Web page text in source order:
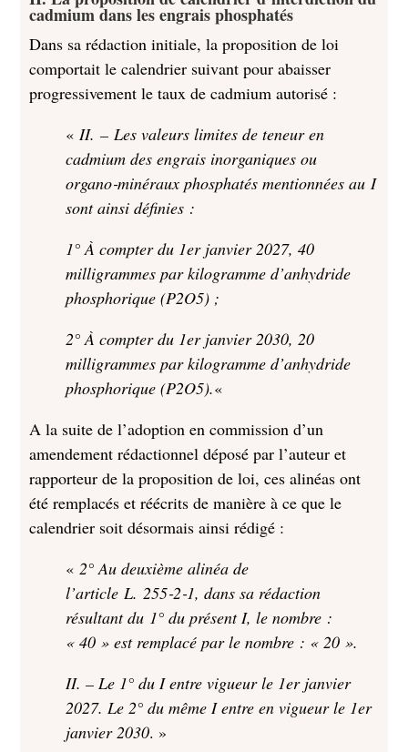
cadmium dans les engrais phosphatés
Dans sa rédaction initiale, la proposition de loi
comportait le calendrier suivant pour abaisser
progressivement le taux de cadmium autorisé :
«II. – Les valeurs limites de teneur en
cadmium des engrais inorganiques ou
organo‑minéraux phosphatés mentionnées au I
sont ainsi définies :
1° À compter du 1er janvier 2027, 40
milligrammes par kilogramme d’anhydride
phosphorique (P2O5) ;
2° À compter du 1er janvier 2030, 20
milligrammes par kilogramme d’anhydride
phosphorique (P2O5).«
A la suite de l’adoption en commission d’un
amendement rédactionnel déposé par l’auteur et
rapporteur de la proposition de loi, ces alinéas ont
été remplacés et réécrits de manière à ce que le
calendrier soit désormais ainsi rédigé :
«2° Au deuxième alinéa de
l’article L. 255‑2‑1, dans sa rédaction
résultant du 1° du présent I, le nombre :
« 40 » est remplacé par le nombre : « 20 ».
II. – Le 1° du I entre vigueur le 1er janvier
2027. Le 2° du même I entre en vigueur le 1er
janvier 2030. »